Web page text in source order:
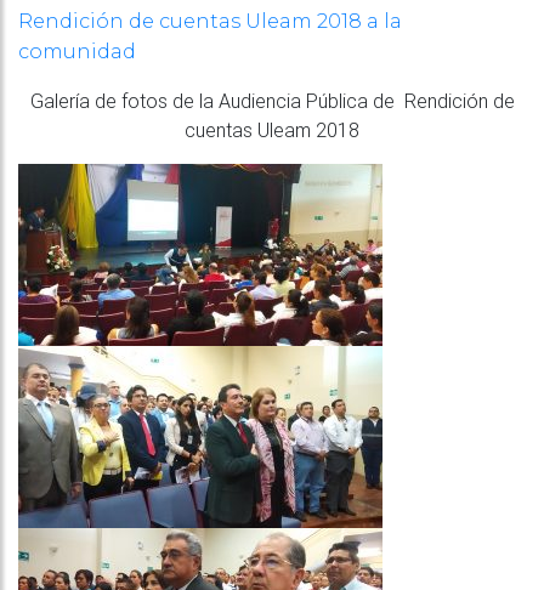
Rendición de cuentas Uleam 2018 a la
comunidad
Galería de fotos de la Audiencia Pública de Rendición de
cuentas Uleam 2018